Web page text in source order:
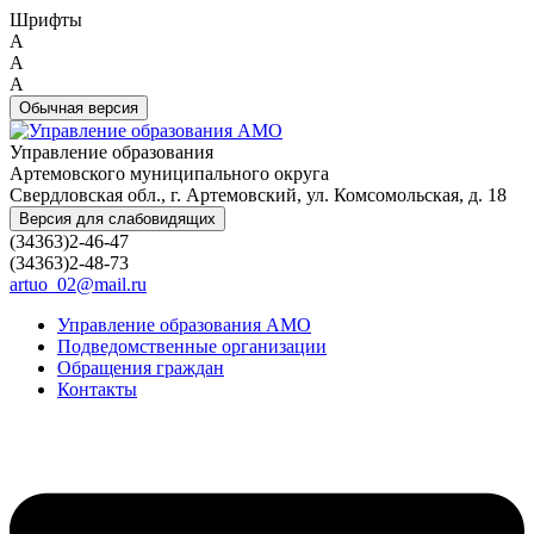
Шрифты
A
A
A
Обычная версия
Управление образования
Артемовского муниципального округа
Свердловская обл., г. Артемовский, ул. Комсомольская, д. 18
Версия для слабовидящих
(34363)2-46-47
(34363)2-48-73
artuo_02@mail.ru
Управление образования АМО
Подведомственные организации
Обращения граждан
Контакты